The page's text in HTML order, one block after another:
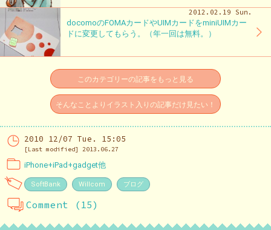
2012.02.19 Sun.
docomoのFOMAカードやUIMカードをminiUIMカー
ドに変更してもらう。（年一回は無料。）
このカテゴリーの記事をもっと見る
そんなことよりイラスト入りの記事だけ見たい！
2010 12/07 Tue. 15:05
[Last modified] 2013.06.27
iPhone+iPad+gadget他
SoftBank Willcom ブログ
Comment (15)